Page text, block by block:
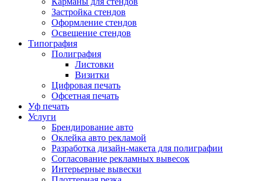
Застройка стендов
Оформление стендов
Освещение стендов
Типография
Полиграфия
Листовки
Визитки
Цифровая печать
Офсетная печать
Уф печать
Услуги
Брендирование авто
Оклейка авто рекламой
Разработка дизайн-макета для полиграфии
Согласование рекламных вывесок
Интерьерные вывески